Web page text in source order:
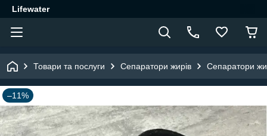
Lifewater
Товари та послуги Сепаратори жирів Сепаратори
–11%